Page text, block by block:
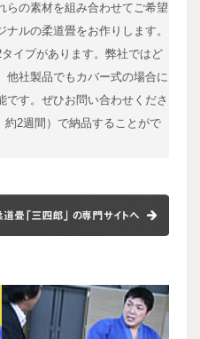
らの素材を組み合わせてご希望
ルの柔道畳をお作りします。
イプがあります。弊社ではど
他社製品でもカバー式の場合に
です。ぜひお問い合わせくださ
2週間）で納品することがで